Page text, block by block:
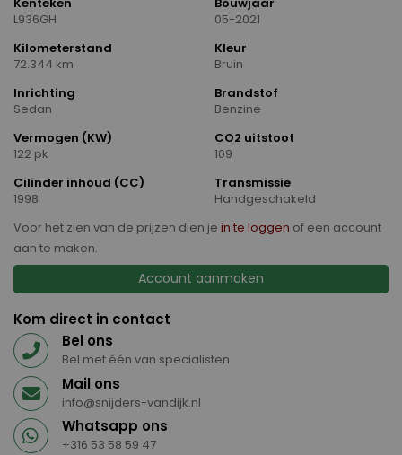
L936GH
05-2021
Kilometerstand
72.344 km
Kleur
Bruin
Inrichting
Sedan
Brandstof
Benzine
Vermogen (KW)
122 pk
CO2 uitstoot
109
Cilinder inhoud (CC)
1998
Transmissie
Handgeschakeld
Voor het zien van de prijzen dien je in te loggen of een account
aan te maken.
Account aanmaken
Kom direct in contact
Bel ons
Bel met één van specialisten
Mail ons
info@snijders-vandijk.nl
Whatsapp ons
+316 53 58 59 47